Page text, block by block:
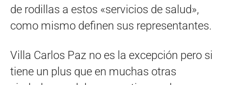
de rodillas a estos «servicios de salud»,
como mismo definen sus representantes.
Villa Carlos Paz no es la excepción pero si
tiene un plus que en muchas otras